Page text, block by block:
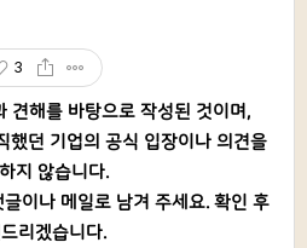
3
견해를 바탕으로 작성된 것이며,
했던 기업의 공식 입장이나 의견을
지 않습니다.
이나 메일로 남겨 주세요. 확인 후
리겠습니다.